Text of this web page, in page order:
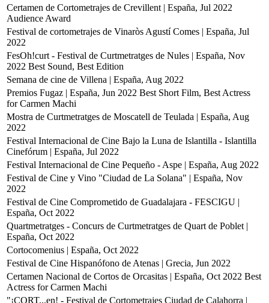
Certamen de Cortometrajes de Crevillent | España, Jul 2022
Audience Award
Festival de cortometrajes de Vinaròs Agustí Comes | España, Jul
2022
FesOh!curt - Festival de Curtmetratges de Nules | España, Nov
2022 Best Sound, Best Edition
Semana de cine de Villena | España, Aug 2022
Premios Fugaz | España, Jun 2022 Best Short Film, Best Actress
for Carmen Machi
Mostra de Curtmetratges de Moscatell de Teulada | España, Aug
2022
Festival Internacional de Cine Bajo la Luna de Islantilla - Islantilla
Cinefórum | España, Jul 2022
Festival Internacional de Cine Pequeño - Aspe | España, Aug 2022
Festival de Cine y Vino "Ciudad de La Solana" | España, Nov
2022
Festival de Cine Comprometido de Guadalajara - FESCIGU |
España, Oct 2022
Quartmetratges - Concurs de Curtmetratges de Quart de Poblet |
España, Oct 2022
Cortocomenius | España, Oct 2022
Festival de Cine Hispanófono de Atenas | Grecia, Jun 2022
Certamen Nacional de Cortos de Orcasitas | España, Oct 2022 Best
Actress for Carmen Machi
"¡CORT...en! - Festival de Cortometrajes Ciudad de Calahorra |